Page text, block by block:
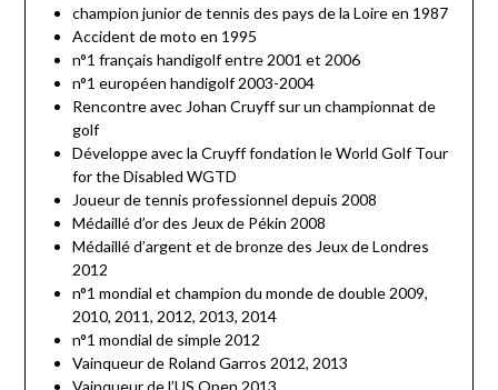
champion junior de tennis des pays de la Loire en 1987
Accident de moto en 1995
n°1 français handigolf entre 2001 et 2006
n°1 européen handigolf 2003-2004
Rencontre avec Johan Cruyff sur un championnat de
golf
Développe avec la Cruyff fondation le World Golf Tour
for the Disabled WGTD
Joueur de tennis professionnel depuis 2008
Médaillé d’or des Jeux de Pékin 2008
Médaillé d’argent et de bronze des Jeux de Londres
2012
n°1 mondial et champion du monde de double 2009,
2010, 2011, 2012, 2013, 2014
n°1 mondial de simple 2012
Vainqueur de Roland Garros 2012, 2013
Vainqueur de l’US Open 2013